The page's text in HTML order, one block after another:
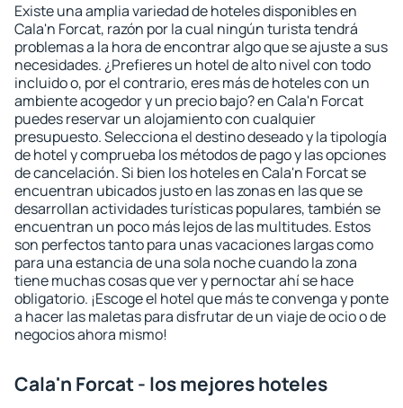
Existe una amplia variedad de hoteles disponibles en
Cala'n Forcat, razón por la cual ningún turista tendrá
problemas a la hora de encontrar algo que se ajuste a sus
necesidades. ¿Prefieres un hotel de alto nivel con todo
incluido o, por el contrario, eres más de hoteles con un
ambiente acogedor y un precio bajo? en Cala'n Forcat
puedes reservar un alojamiento con cualquier
presupuesto. Selecciona el destino deseado y la tipología
de hotel y comprueba los métodos de pago y las opciones
de cancelación. Si bien los hoteles en Cala'n Forcat se
encuentran ubicados justo en las zonas en las que se
desarrollan actividades turísticas populares, también se
encuentran un poco más lejos de las multitudes. Estos
son perfectos tanto para unas vacaciones largas como
para una estancia de una sola noche cuando la zona
tiene muchas cosas que ver y pernoctar ahí se hace
obligatorio. ¡Escoge el hotel que más te convenga y ponte
a hacer las maletas para disfrutar de un viaje de ocio o de
negocios ahora mismo!
Cala'n Forcat - los mejores hoteles